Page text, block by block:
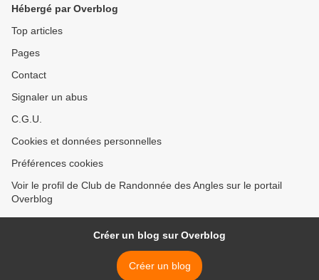
Hébergé par Overblog
Top articles
Pages
Contact
Signaler un abus
C.G.U.
Cookies et données personnelles
Préférences cookies
Voir le profil de Club de Randonnée des Angles sur le portail
Overblog
Créer un blog sur Overblog
Créer un blog